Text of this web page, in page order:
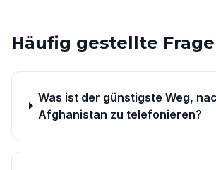
Häufig gestellte
Was ist der günstigste Weg,
Afghanistan zu telefonieren?